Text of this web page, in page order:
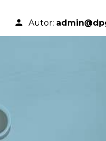
person Autor: